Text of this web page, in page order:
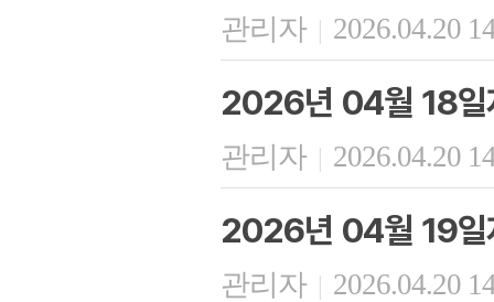
관리자 | 2026.04.20
2026년 04월 18일
관리자 | 2026.04.20
2026년 04월 19일
관리자 | 2026.04.20